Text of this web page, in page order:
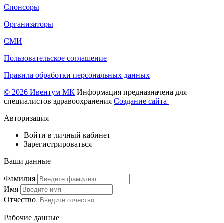
Спонсоры
Организаторы
СМИ
Пользовательское соглашение
Правила обработки персональных данных
© 2026 Ивентум МК Информация предназначена для
специалистов здравоохранения Создание сайта
Авторизация
Войти в личный кабинет
Зарегистрироваться
Ваши данные
Фамилия
Имя
Отчество
Рабочие данные